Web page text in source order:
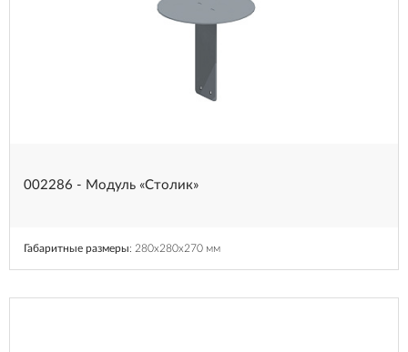
002286 - Модуль «Столик»
Габаритные размеры: 280x280x270 мм